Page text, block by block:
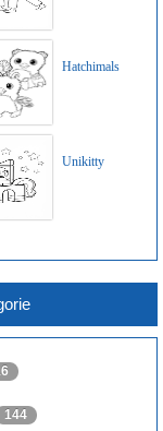
Hatchimals
Unikitty
144